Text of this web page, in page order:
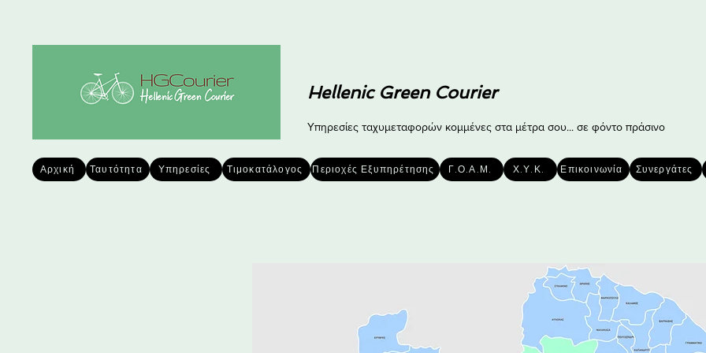
Hellenic Green Courier
Υπηρεσίες ταχυμεταφορών κομμένες στα μέτρα σου... σε φόντο πράσινο
Αρχική Ταυτότητα Υπηρεσίες Τιμοκατάλογος Περιοχές Εξυπηρέτησης Γ.Ο.Α.Μ. Χ.Υ.Κ. Επικοινωνία Συνεργάτες